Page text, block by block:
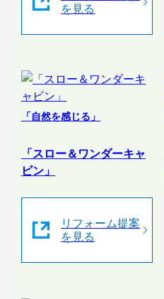
を見る
「自然を感じる」
「スロー＆ワンダーキャ
ビン」
リフォーム提案
を見る